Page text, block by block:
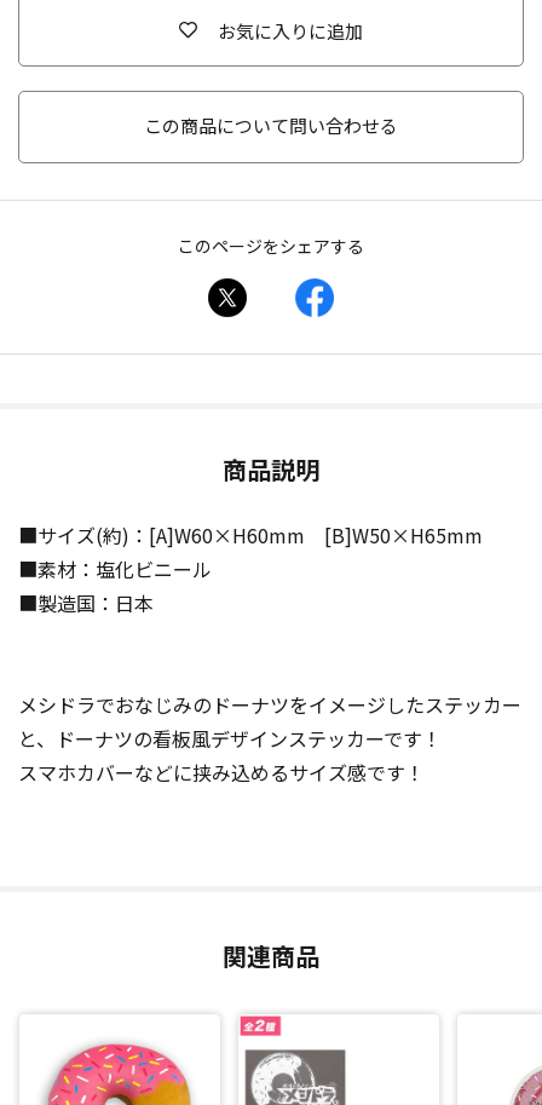
お気に入りに追加
この商品について問い合わせる
このページをシェアする
商品説明
■サイズ(約)：[A]W60×H60mm [B]W50×H65mm
■素材：塩化ビニール
■製造国：日本
メシドラでおなじみのドーナツをイメージしたステッカー
と、ドーナツの看板風デザインステッカーです！
スマホカバーなどに挟み込めるサイズ感です！
関連商品